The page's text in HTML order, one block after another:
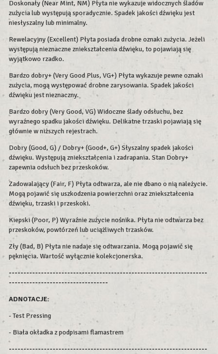
Doskonały (Near Mint, NM) Płyta nie wykazuje widocznych śladów
zużycia lub występują sporadycznie. Spadek jakości dźwięku jest
niesłyszalny lub minimalny.
Rewelacyjny (Excellent) Płyta posiada drobne oznaki zużycia. Jeżeli
występują nieznaczne zniekształcenia dźwięku, to pojawiają się
wyjątkowo rzadko.
Bardzo dobry+ (Very Good Plus, VG+) Płyta wykazuje pewne oznaki
zużycia, mogą występować drobne zarysowania. Spadek jakości
dźwięku jest nieznaczny.
Bardzo dobry (Very Good, VG) Widoczne ślady odsłuchu, bez
wyraźnego spadku jakości dźwięku. Delikatne trzaski pojawiają się
głównie w niższych rejestrach.
Dobry (Good, G) / Dobry+ (Good+, G+) Słyszalny spadek jakości
dźwięku. Występują zniekształcenia i zadrapania. Stan Dobry+
zapewnia odsłuch bez przeskoków.
Zadowalający (Fair, F) Płyta odtwarza, ale nie dbano o nią należycie.
Mogą pojawić się uszkodzenia powierzchni oraz zniekształcenia
dźwięku, trzaski i przeskoki.
Kiepski (Poor, P) Wyraźnie zużycie nośnika. Płyta nie odtwarza bez
przeskoków, powtórzeń lub uciążliwych trzasków.
Zły (Bad, B) Płyta nie nadaje się odtwarzania. Mogą pojawić się
pęknięcia. Wartość wyłącznie kolekcjonerska.
--------------------------------------------------------------------
----------------------------------
ADNOTACJE:
-Test Pressing
- Biała okładka z podpisami flamastrem
--------------------------------------------------------------------